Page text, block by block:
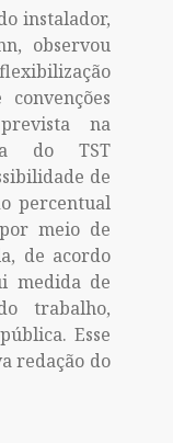
instalador,
observou
na
do TST
de
percentual
meio de
de acordo
medida de
trabalho,
Esse
redação do